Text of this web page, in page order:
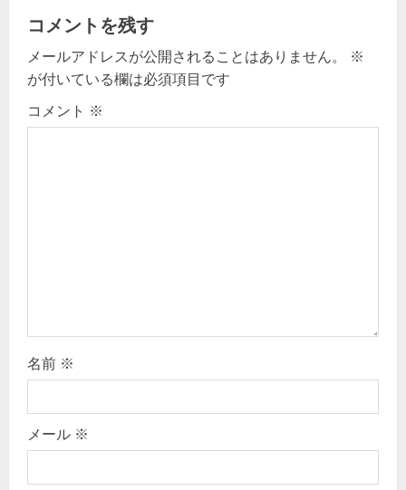
v
i
g
コメントを残す
メールアドレスが公開されることはありません。
※
が付いている欄は必須項目です
コメント ※
名前 ※
メール ※